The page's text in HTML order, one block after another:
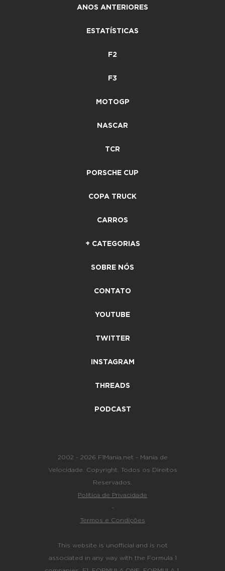
ANOS ANTERIORES
ESTATÍSTICAS
F2
F3
MOTOGP
NASCAR
TCR
PORSCHE CUP
COPA TRUCK
CARROS
+ CATEGORIAS
SOBRE NÓS
CONTATO
YOUTUBE
TWITTER
INSTAGRAM
THREADS
PODCAST
2002 - 2026 F1Mania.net - Mania de
Velocidade. Copyright. Todos os Direitos
Reservados.
Política de Privacidade
-
Termos e Condições
This website is unofficial and is not
associated in any way with the Formula 1